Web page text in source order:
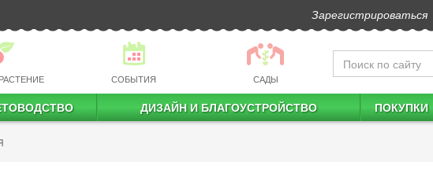
Зарегистрироваться
СОБЫТИЯ САДЫ
ДИЗАЙН И БЛАГОУСТРОЙСТВО ПОКУПКИ